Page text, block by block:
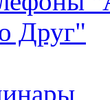
Друг"